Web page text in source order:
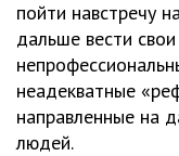
пойти навстречу
дальше вести свои
неадекватные
направленные на
людей.